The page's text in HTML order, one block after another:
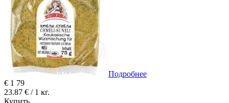
Подробнее
€ 1 79
23.87 € / 1 кг.
Купить